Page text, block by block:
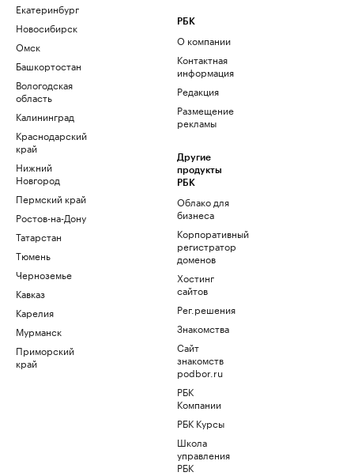
Екатеринбург
Новосибирск
Омск
Башкортостан
Вологодская
область
Калининград
Краснодарский
край
Нижний
Новгород
Пермский край
Ростов-на-Дону
Татарстан
Тюмень
Черноземье
Кавказ
Карелия
Мурманск
Приморский
край
РБК
О компании
Контактная
информация
Редакция
Размещение
рекламы
Другие
продукты
РБК
Облако для
бизнеса
Корпоративный
регистратор
доменов
Хостинг
сайтов
Рег.решения
Знакомства
Сайт
знакомств
podbor.ru
РБК
Компании
РБК Курсы
Школа
управления
РБК